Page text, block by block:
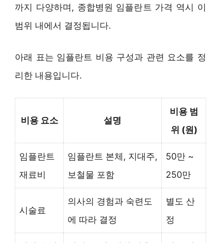
까지 다양하며, 종합병원 임플란트 가격 역시 이
범위 내에서 결정됩니다.
아래 표는 임플란트 비용 구성과 관련 요소를 정
리한 내용입니다.
비용 요소 설명
비용 범
위 (원)
임플란트
재료비
임플란트 본체, 지대주,
보철물 포함
50만 ~
250만
시술료
의사의 경험과 숙련도
에 따라 결정
별도 산
정